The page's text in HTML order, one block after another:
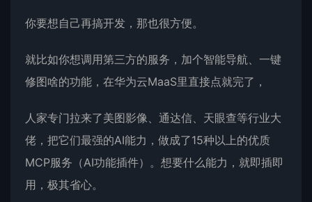
你要想自己再搞开发，那也很方便。
就比如你想调用第三方的服务，加个智能导航、一键
修图啥的功能，在华为云MaaS里直接点就完了，
人家专门拉来了美图影像、通达信、天眼查等行业大
佬，把它们最强的AI能力，做成了15种以上的优质
MCP服务（AI功能插件）。想要什么能力，就即插即
用，极其省心。